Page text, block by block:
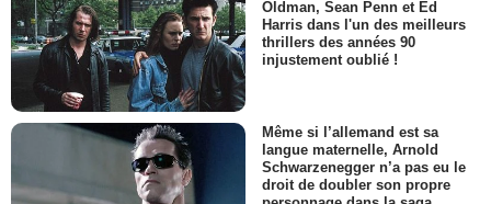
Oldman, Sean Penn et Ed
Harris dans l'un des meilleurs
thrillers des années 90
injustement oublié !
Même si l’allemand est sa
langue maternelle, Arnold
Schwarzenegger n’a pas eu le
droit de doubler son propre